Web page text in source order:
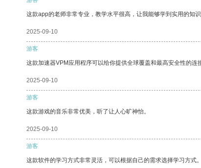
这款app的老师非常专业，教学水平很高，让我能够学到实用的知识
2025-09-10
游客
这款加速器VPM应用程序可以给你提供全球覆盖和最高安全性的连
2025-09-10
游客
这款游戏的音乐非常优美，听了让人心旷神怡。
2025-09-10
游客
这款软件的学习方式非常灵活，可以根据自己的需求选择学习方式。